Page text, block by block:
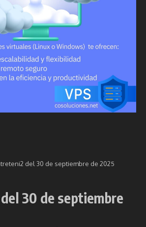
del 30 de septiembre de 2025
30 de septiembre